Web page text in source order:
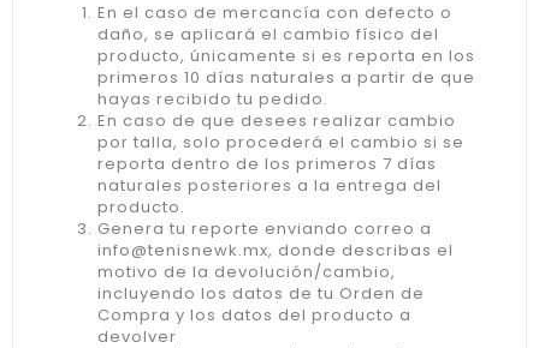
En el caso de mercancía con defecto o
daño, se aplicará el cambio físico del
producto, únicamente si es reporta en los
primeros 10 días naturales a partir de que
hayas recibido tu pedido.
En caso de que desees realizar cambio
por talla, solo procederá el cambio si se
reporta dentro de los primeros 7 días
naturales posteriores a la entrega del
producto.
Genera tu reporte enviando correo a
info@tenisnewk.mx, donde describas el
motivo de la devolución/cambio,
incluyendo los datos de tu Orden de
Compra y los datos del producto a
devolver